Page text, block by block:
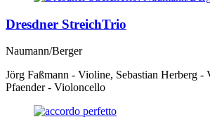
Dresdner StreichTrio
Naumann/Berger
Jörg Faßmann - Violine, Sebastian Herberg -
Pfaender - Violoncello